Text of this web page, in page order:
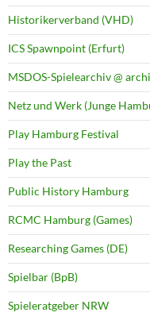
Historikerverband (VHD)
ICS Spawnpoint (Erfurt)
MSDOS-Spielearchiv @
Netz und Werk (Junge
Play Hamburg Festival
Play the Past
Public History Hamburg
RCMC Hamburg (Games)
Researching Games (DE)
Spielbar (BpB)
Spieleratgeber NRW